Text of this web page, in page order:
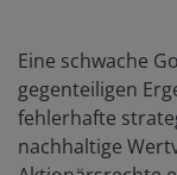
Eine schwache
gegenteiligen
fehlerhafte
nachhaltige